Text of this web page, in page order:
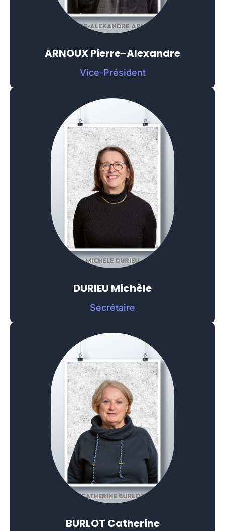
ARNOUX Pierre-Alexandre
Vice-Président
DURIEU Michèle
Secrétaire
BURLOT Catherine